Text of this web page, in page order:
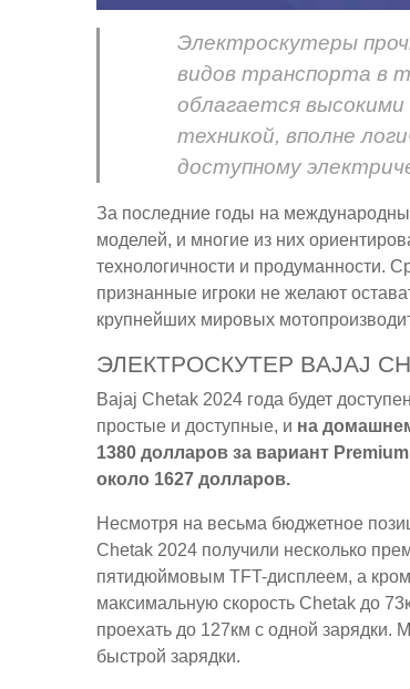
Электроскутеры
видов транспорта в
облагается
техникой, вполне
доступному
За последние годы на
моделей, и многие из них
технологичности и продуманности.
признанные игроки не желают
крупнейших мировых
ЭЛЕКТРОСКУТЕР BAJAJ
Bajaj Chetak 2024 года будет
простые и доступные, и на
1380 долларов за вариант
около 1627 долларов.
Несмотря на весьма бюджетное
Chetak 2024 получили несколько
пятидюймовым TFT-дисплеем, а
максимальную скорость Chetak до
проехать до 127км с одной
быстрой зарядки.